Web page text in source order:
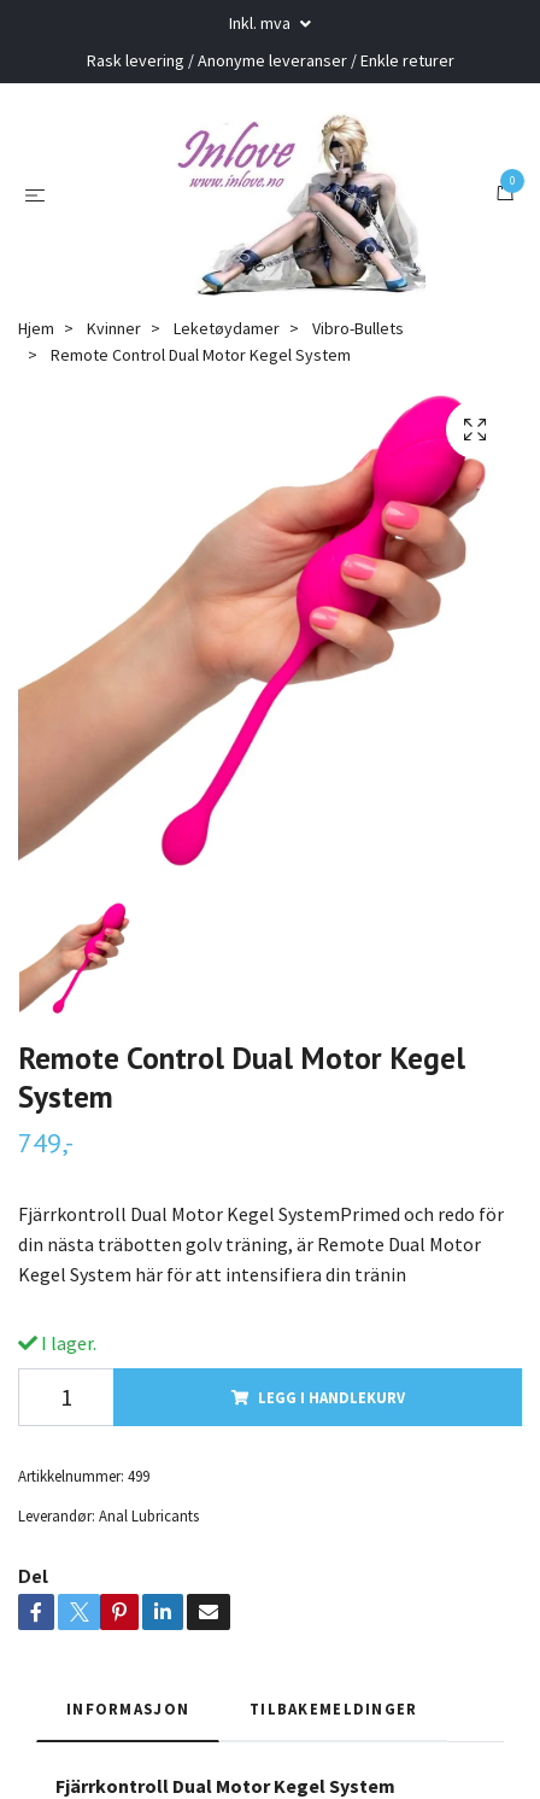
Inkl. mva
Rask levering / Anonyme leveranser / Enkle returer
0
Hjem Kvinner Leketøydamer
Vibro-Bullets
Remote Control Dual Motor Kegel System
Remote Control Dual Motor Kegel
System
749,-
Fjärrkontroll Dual Motor Kegel SystemPrimed och redo för
din nästa träbotten golv träning, är Remote Dual Motor
Kegel System här för att intensifiera din tränin
I lager.
LEGG I HANDLEKURV
Artikkelnummer: 499
Leverandør: Anal Lubricants
Del
INFORMASJON TILBAKEMELDINGER
Fjärrkontroll Dual Motor Kegel System